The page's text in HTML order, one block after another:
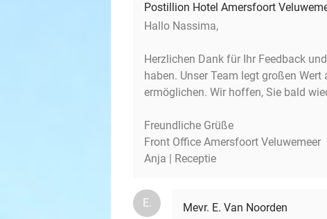
Postillion Hotel Amersfoort
Hallo Nassima,
Herzlichen Dank für Ihr Feedback
haben. Unser Team legt großen
ermöglichen. Wir hoffen, Sie bald
Freundliche Grüße
Front Office Amersfoort Veluwemeer
Anja | Receptie
E.
Mevr. E. Van Noorden